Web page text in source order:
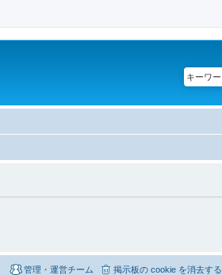
掲示板の cookie を消去する
管理・運営チーム